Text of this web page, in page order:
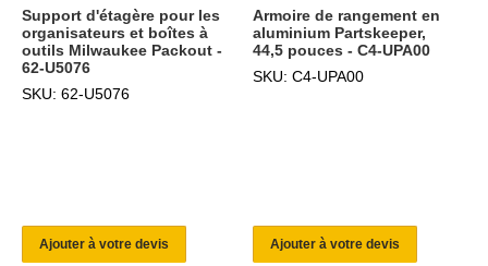
Support d'étagère pour les
organisateurs et boîtes à
outils Milwaukee Packout -
62-U5076
SKU: 62-U5076
Ajouter à votre devis
Armoire de rangement en
aluminium Partskeeper,
44,5 pouces - C4-UPA00
SKU: C4-UPA00
Ajouter à votre devis